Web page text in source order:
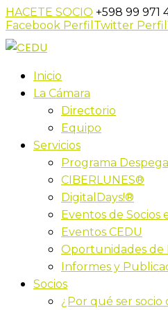
HACETE SOCIO +598 99 971
Facebook Perfil Twitter Perfil
Inicio
La Cámara
Directorio
Equipo
Servicios
Programa
CIBERLUNES®
DigitalDays!®
Eventos de Socios
Eventos CEDU
Oportunidades de
Informes y
Socios
¿Por qué ser socio